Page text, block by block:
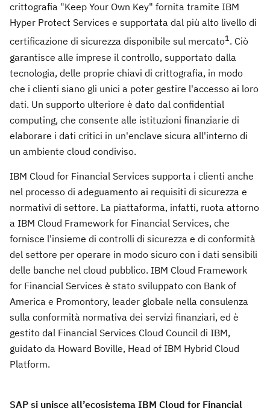
crittografia "Keep Your Own Key" fornita tramite IBM
Hyper Protect Services e supportata dal più alto livello di
certificazione di sicurezza disponibile sul mercato1. Ciò
garantisce alle imprese il controllo, supportato dalla
tecnologia, delle proprie chiavi di crittografia, in modo
che i clienti siano gli unici a poter gestire l'accesso ai loro
dati. Un supporto ulteriore è dato dal confidential
computing, che consente alle istituzioni finanziarie di
elaborare i dati critici in un'enclave sicura all'interno di
un ambiente cloud condiviso.
IBM Cloud for Financial Services supporta i clienti anche
nel processo di adeguamento ai requisiti di sicurezza e
normativi di settore. La piattaforma, infatti, ruota attorno
a IBM Cloud Framework for Financial Services, che
fornisce l'insieme di controlli di sicurezza e di conformità
del settore per operare in modo sicuro con i dati sensibili
delle banche nel cloud pubblico. IBM Cloud Framework
for Financial Services è stato sviluppato con Bank of
America e Promontory, leader globale nella consulenza
sulla conformità normativa dei servizi finanziari, ed è
gestito dal Financial Services Cloud Council di IBM,
guidato da Howard Boville, Head of IBM Hybrid Cloud
Platform.
SAP si unisce all’ecosistema IBM Cloud for Financial